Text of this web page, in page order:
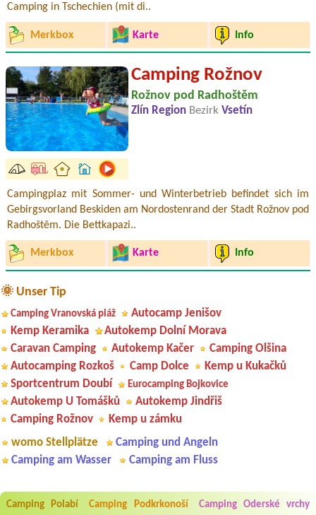
Camping in Tschechien (mit di..
Merkbox Karte Info
Camping Rožnov
Rožnov pod Radhoštěm
Zlín Region Bezirk Vsetín
Campingplaz mit Sommer- und Winterbetrieb befindet sich im
Gebirgsvorland Beskiden am Nordostenrand der Stadt Rožnov pod
Radhoštěm. Die Bettkapazi..
Merkbox Karte Info
🌞 Unser Tip
Camping Vranovská pláž
Autocamp Jenišov
Kemp Keramika
Autokemp Dolní Morava
Caravan Camping
Autokemp Kačer
Camping Olšina
Autocamping Rozkoš
Camp Dolce
Kemp u Kukačků
Sportcentrum Doubí
Eurocamping Bojkovice
Autokemp U Tomášků
Autokemp Jindřiš
Camping Rožnov
Kemp u zámku
womo Stellplätze
Camping und Angeln
Camping am Wasser
Camping am Fluss
Camping Polabí Camping Podkrkonoší Camping Oderské vrchy
Aneta Melicharová***
Byli jsme zde v týdnu od 25.7. do 1.8. 2026. Kemp jako takový je pěkný.
restaurace, kebab a další občerstvení. Co nás ale velice zklamalo byl
celodenní hluk z repráků u stanů a absolutní bezohlednost ostatních